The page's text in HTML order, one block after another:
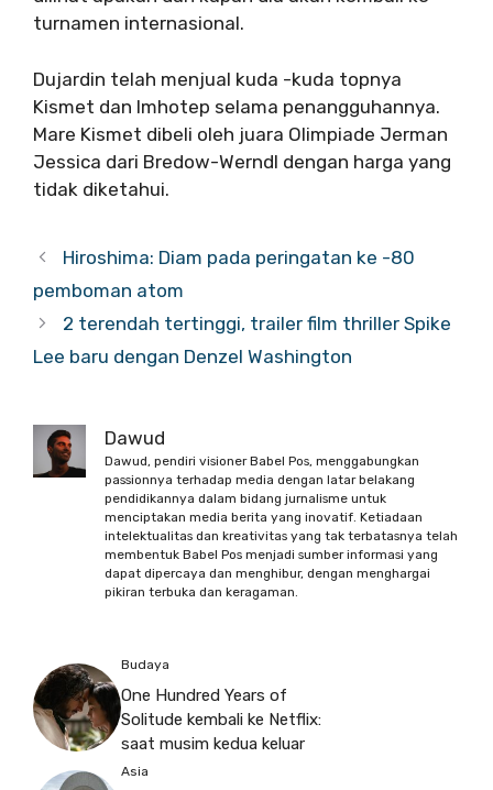
turnamen internasional.
Dujardin telah menjual kuda -kuda topnya
Kismet dan Imhotep selama penangguhannya.
Mare Kismet dibeli oleh juara Olimpiade Jerman
Jessica dari Bredow-Werndl dengan harga yang
tidak diketahui.
Hiroshima: Diam pada peringatan ke -80
pemboman atom
2 terendah tertinggi, trailer film thriller Spike
Lee baru dengan Denzel Washington
Dawud
Dawud, pendiri visioner Babel Pos, menggabungkan
passionnya terhadap media dengan latar belakang
pendidikannya dalam bidang jurnalisme untuk
menciptakan media berita yang inovatif. Ketiadaan
intelektualitas dan kreativitas yang tak terbatasnya telah
membentuk Babel Pos menjadi sumber informasi yang
dapat dipercaya dan menghibur, dengan menghargai
pikiran terbuka dan keragaman.
Budaya
One Hundred Years of
Solitude kembali ke Netflix:
saat musim kedua keluar
Asia